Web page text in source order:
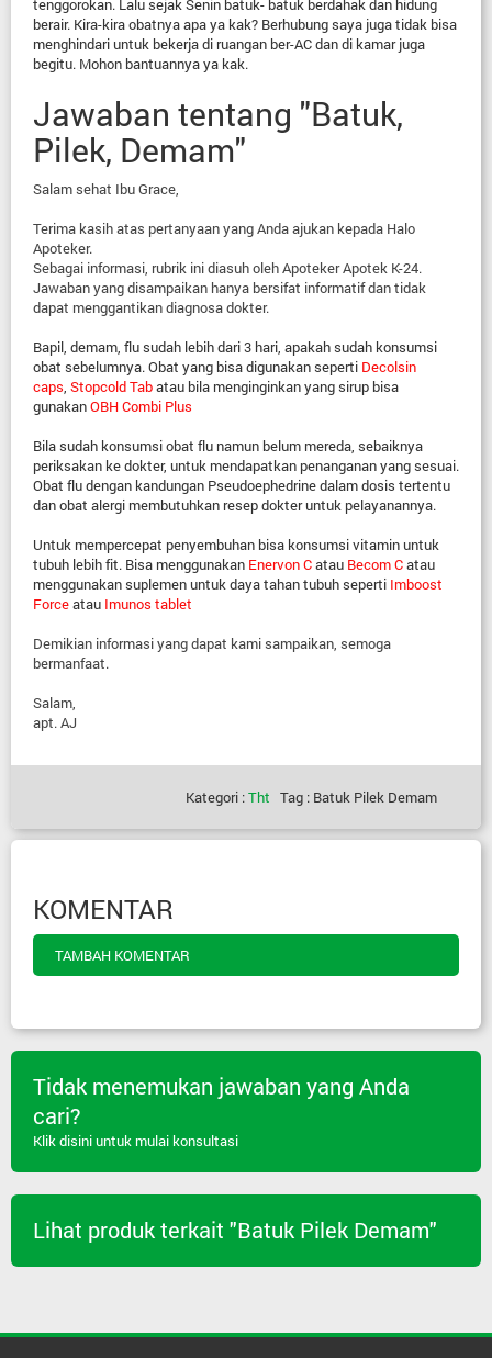
tenggorokan. Lalu sejak Senin batuk- batuk berdahak dan hidung
berair. Kira-kira obatnya apa ya kak? Berhubung saya juga tidak bisa
menghindari untuk bekerja di ruangan ber-AC dan di kamar juga
begitu. Mohon bantuannya ya kak.
Jawaban tentang "Batuk,
Pilek, Demam"
Salam sehat Ibu Grace,
Terima kasih atas pertanyaan yang Anda ajukan kepada Halo
Apoteker.
Sebagai informasi, rubrik ini diasuh oleh Apoteker Apotek K-24.
Jawaban yang disampaikan hanya bersifat informatif dan tidak
dapat menggantikan diagnosa dokter.
Bapil, demam, flu sudah lebih dari 3 hari, apakah sudah konsumsi
obat sebelumnya. Obat yang bisa digunakan seperti Decolsin
caps, Stopcold Tabatau bila menginginkan yang sirup bisa
gunakanOBH Combi Plus
Bila sudah konsumsi obat flu namun belum mereda, sebaiknya
periksakan ke dokter, untuk mendapatkan penanganan yang sesuai.
Obat flu dengan kandungan Pseudoephedrine dalam dosis tertentu
dan obat alergi membutuhkan resep dokter untuk pelayanannya.
Untuk mempercepat penyembuhan bisa konsumsi vitamin untuk
tubuh lebih fit. Bisa menggunakan Enervon Catau Becom Catau
menggunakan suplemen untuk daya tahan tubuh seperti Imboost
Forceatau Imunos tablet
Demikian informasi yang dapat kami sampaikan, semoga
bermanfaat.
Salam,
apt. AJ
Kategori :Tht Tag : Batuk Pilek Demam
KOMENTAR
TAMBAH KOMENTAR
Tidak menemukan jawaban yang Anda
cari?
Klik disini untuk mulai konsultasi
Lihat produk terkait "Batuk Pilek Demam"